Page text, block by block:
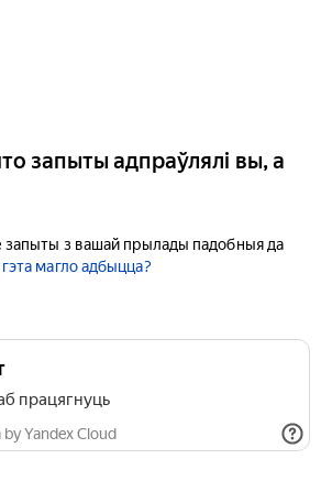
запыты адпраўлялі вы, а
запыты з вашай прылады падобныя да
магло адбыцца?
працягнуць
Yandex Cloud